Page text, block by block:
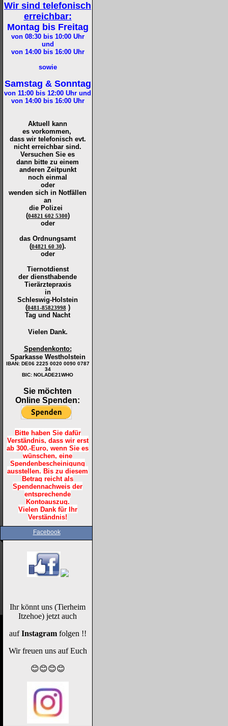
Wir sind telefonisch
erreichbar:
Montag bis Freitag
von 08:30 bis 10:00Uhr
und
von 14:00 bis 16:00Uhr
sowie
Samstag & Sonntag
von 11:00 bis 12:00 Uhr und
von 14:00 bis 16:00Uhr
Aktuell kann
es vorkommen,
dass wir telefonisch evt.
nicht erreichbar sind.
Versuchen Sie es
dann bitte zu einem
anderen Zeitpunkt
noch einmal
oder
wenden sich in Notfällen
an
die Polizei
(04821 602 5300)
oder
das Ordnungsamt
(04821 60 30).
oder
Tiernotdienst
der diensthabende
Tierärztepraxis
in
Schleswig-Holstein
(0481-85823998 )
Tag und Nacht
Vielen Dank.
Spendenkonto:
Sparkasse Westholstein
IBAN: DE06 2225 0020 0090 0787
34
BIC: NOLADE21WHO
Sie möchten
Online Spenden:
Bitte haben Sie dafür
Verständnis, dass wir erst
ab 300.-Euro, wenn Sie es
wünschen, eine
Spendenbescheinigung
ausstellen. Bis zu diesem
Betrag reicht als
Spendennachweis der
entsprechende
Kontoauszug.
Vielen Dank für Ihr
Verständnis!
Facebook
Ihr könnt uns (Tierheim
Itzehoe) jetzt auch
aufInstagramfolgen !!
Wir freuen uns auf Euch
😊😊😊😊